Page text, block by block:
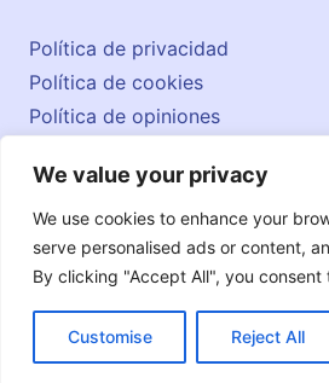
We value your privacy
We use cookies to enhance your
serve personalised ads or content,
By clicking "Accept All", you consent
Customise Reject All
© 2026 englishatlas.es
Política de privacidad
Política de cookies
Política de opiniones
Contacto